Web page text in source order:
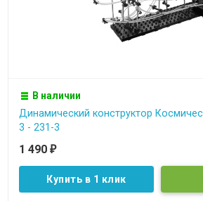
В наличии
Динамический конструктор
3 - 231-3
1 490 ₽
Купить в 1 клик